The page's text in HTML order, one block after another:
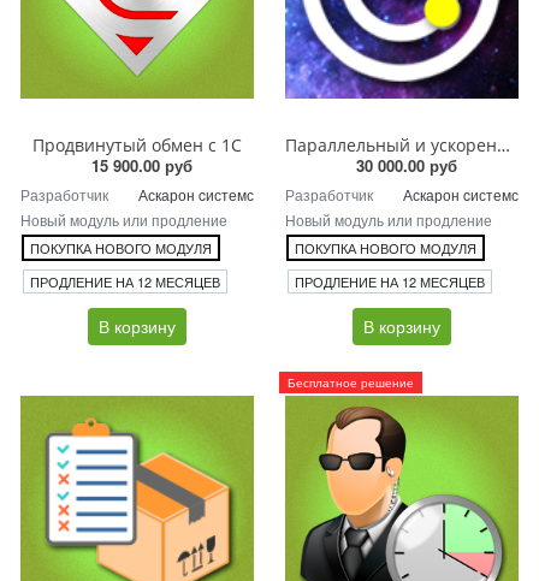
Продвинутый обмен с 1С
15 900.00 руб
Разработчик
Аскарон cистемс
Новый модуль или продление
ПОКУПКА НОВОГО МОДУЛЯ
ПРОДЛЕНИЕ НА 12 МЕСЯЦЕВ
В корзину
Параллельный и ускоренный обмен с 1С
30 000.00 руб
Разработчик
Аскарон cистемс
Новый модуль или продление
ПОКУПКА НОВОГО МОДУЛЯ
ПРОДЛЕНИЕ НА 12 МЕСЯЦЕВ
В корзину
Бесплатное решение